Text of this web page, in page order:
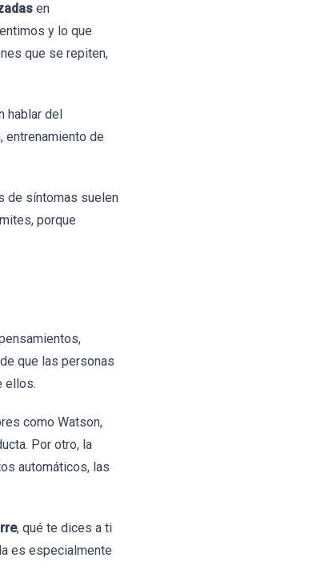
en
y lo que
que se repiten,
hablar del
entrenamiento de
de síntomas suelen
porque
que las personas
ellos.
como Watson,
Por otro, la
automáticos, las
, qué te dices a ti
es especialmente